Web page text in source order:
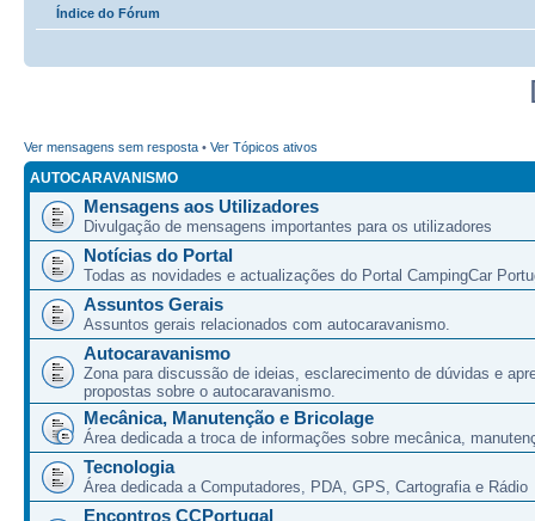
Índice do Fórum
Ver mensagens sem resposta • Ver Tópicos ativos
AUTOCARAVANISMO
Mensagens aos Utilizadores
Divulgação de mensagens importantes para os utilizadores
Notícias do Portal
Todas as novidades e actualizações do Portal CampingCar
Assuntos Gerais
Assuntos gerais relacionados com autocaravanismo.
Autocaravanismo
Zona para discussão de ideias, esclarecimento de dúvidas e
propostas sobre o autocaravanismo.
Mecânica, Manutenção e Bricolage
Área dedicada a troca de informações sobre mecânica,
Tecnologia
Área dedicada a Computadores, PDA, GPS, Cartografia e Rádio
Encontros CCPortugal